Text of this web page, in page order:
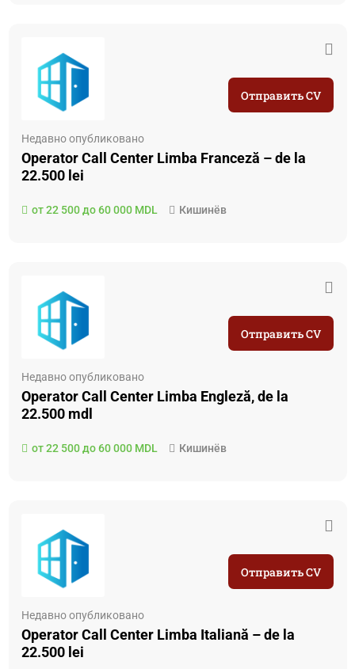
Недавно опубликовано
Operator Call Center Limba Franceză – de la
22.500 lei
от 22 500 до 60 000 MDL Кишинёв
Отправить CV
Недавно опубликовано
Operator Call Center Limba Engleză, de la
22.500 mdl
от 22 500 до 60 000 MDL Кишинёв
Отправить CV
Недавно опубликовано
Operator Call Center Limba Italiană – de la
22.500 lei
Отправить CV